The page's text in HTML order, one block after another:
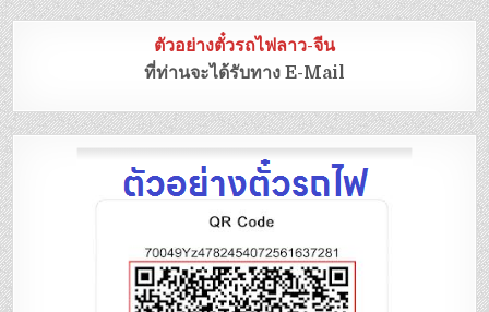
ตัวอย่างตั๋วรถไฟลาว-จีน
ที่ท่านจะได้รับทาง E-Mail